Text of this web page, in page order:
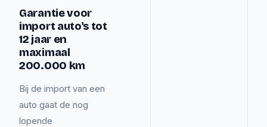
Garantie voor
import auto's tot
12 jaar en
maximaal
200.000 km
Bij de import van een
auto gaat de nog
lopende